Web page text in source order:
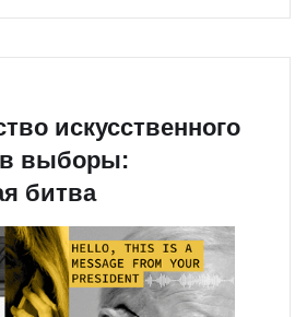
искусственного
в выборы:
битва